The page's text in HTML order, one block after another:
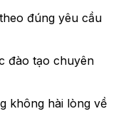
đúng yêu cầu
đào tạo chuyên
không hài lòng về